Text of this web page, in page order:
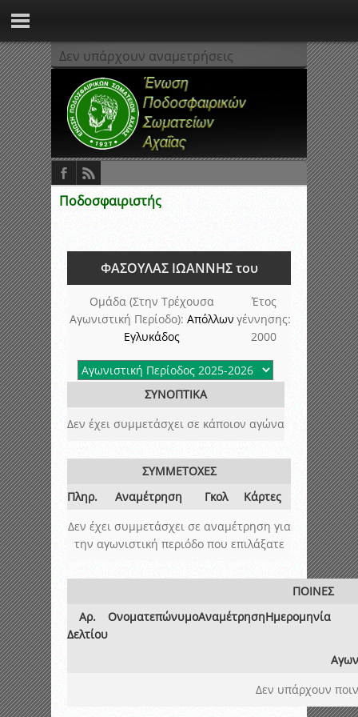
Δεν υπάρχουν αναμετρήσεις
Ποδοσφαιριστής
ΦΑΣΟΥΛΑΣ ΙΩΑΝΝΗΣ του
Ομάδα (Στην Τρέχουσα
Αγωνιστική Περίοδο): Απόλλων
Εγλυκάδος
Έτος
γέννησης:
2000
ΣΥΝΟΠΤΙΚΑ
Δεν έχει συμμετάσχει σε κάποιον αγώνα
ΣΥΜΜΕΤΟΧΕΣ
Πληρ.
Αναμέτρηση Γκολ
Κάρτες
Δεν έχει συμμετάσχει σε αναμέτρηση για
την αγωνιστική περιόδο που επιλάξατε
ΠΟΙΝΕΣ
Αρ.
Δελτίου
ΟνοματεπώνυμοΑναμέτρησηΗμερομηνία
Δεν υπάρχουν